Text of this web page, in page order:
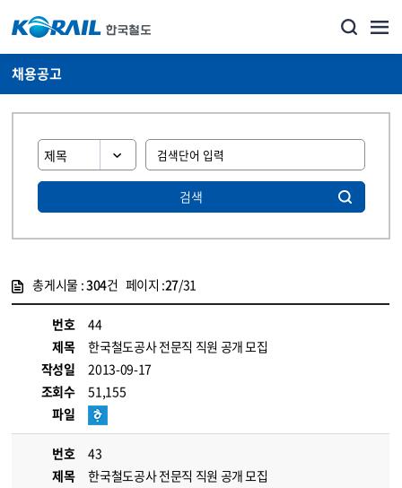
채용공고
검색
총게시물 :304건 페이지 :27/31
번호
44
제목
한국철도공사 전문직 직원 공개 모집
작성일
2013-09-17
조회수
51,155
파일
번호
43
제목
한국철도공사 전문직 직원 공개 모집